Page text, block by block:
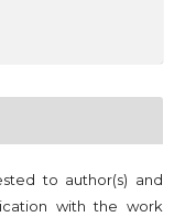
to author(s) and
with the work